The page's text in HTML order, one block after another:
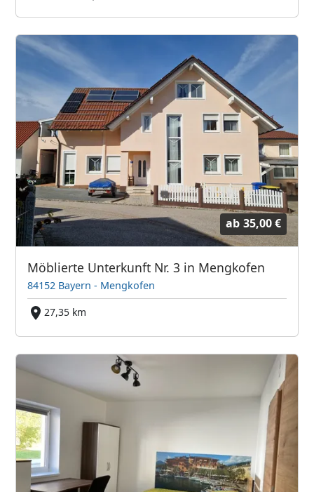
ab 35,00 €
Möblierte Unterkunft Nr. 3 in Mengkofen
84152 Bayern - Mengkofen
27,35 km